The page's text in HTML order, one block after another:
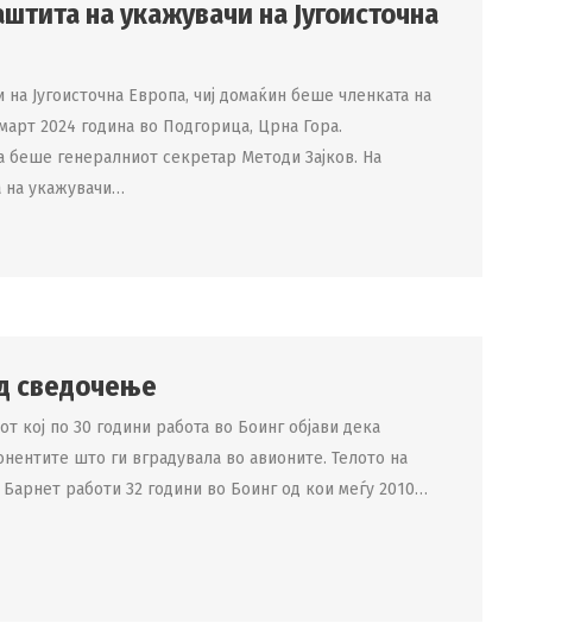
на укажувачи на Југоисточна
Југоисточна Европа, чиј домаќин беше членката на
2024 година во Подгорица, Црна Гора.
беше генералниот секретар Методи Зајков. На
на укажувачи…
сведочење
кој по 30 години работа во Боинг објави дека
што ги вградувала во авионите. Телото на
работи 32 години во Боинг од кои меѓу 2010…